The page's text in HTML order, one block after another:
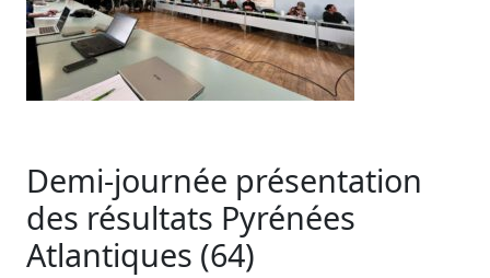
Demi-journée présentation
des résultats Pyrénées
Atlantiques (64)